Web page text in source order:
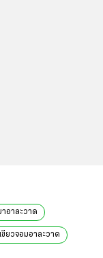
ปพ.บุรีรัมย์ สั่งย้ายแล้ว
คนติดคุกไม่เกิน 5 ปี